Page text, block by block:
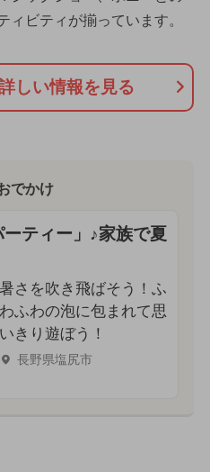
ィビティが揃っています。
しい情報を見る
でかけ
ティー」♪家族で夏
暑さを吹き飛ばそう！ふ
わふわの泡に包まれて思
いきり遊ぼう！
長野県塩尻市